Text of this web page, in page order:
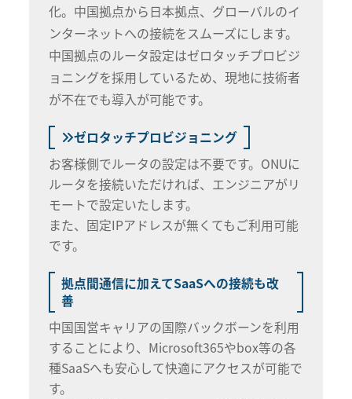
化。中国拠点から日本拠点、グローバルのイ
ンターネットへの接続をスムーズにします。
中国拠点のルータ設定はゼロタッチプロビジ
ョニングを採用しているため、現地に技術者
が不在でも導入が可能です。
ゼロタッチプロビジョニング
お客様側でルータの設定は不要です。ONUに
ルータを接続いただければ、エンジニアがリ
モートで設定いたします。
また、固定IPアドレスが無くてもご利用可能
です。
拠点間通信に加えてSaaSへの接続も改
善
中国国営キャリアの国際バックボーンを利用
することにより、Microsoft365やbox等の各
種SaaSへも安心して快適にアクセスが可能で
す。